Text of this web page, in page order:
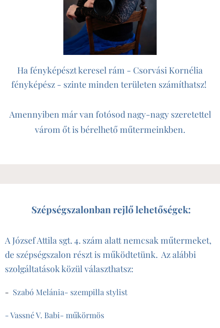
Ha fényképészt keresel rám - Csorvási Kornélia
fényképész - szinte minden területen számíthatsz!
Amennyiben már van fotósod nagy-nagy szeretettel
várom őt is bérelhető műtermeinkben.
Szépségszalonban rejlő lehetőségek:
A József Attila sgt. 4. szám alatt nemcsak műtermeket,
de szépségszalon részt is működtetünk. Az alábbi
szolgáltatások közül választhatsz:
- Szabó Melánia- szempilla stylist
- Vassné V. Babi- műkörmös